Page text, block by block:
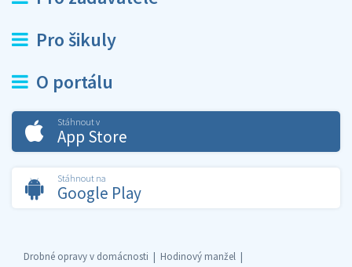
Pro šikuly
O portálu
Stáhnout v
App Store
Stáhnout na
Google Play
Drobné opravy v domácnosti
Hodinový manžel